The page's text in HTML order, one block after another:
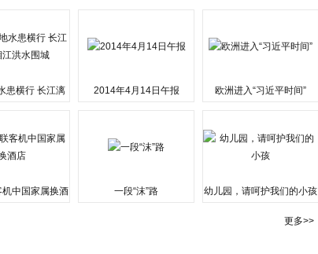
患横行 长江漓
2014年4月14日午报 欧洲进入“习近平时间”
中国家属换酒
一段“沫”路 幼儿园，请呵护我们的小孩
更多>>